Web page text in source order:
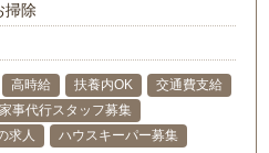
掃除
高時給 扶養内OK
交通費支給
家事代行スタッフ募集
求人
ハウスキーパー募集